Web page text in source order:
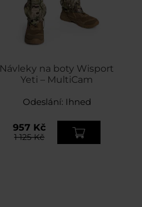
Návleky na boty Wisport
Yeti – MultiCam
Odeslání: Ihned
957 Kč
1 125 Kč